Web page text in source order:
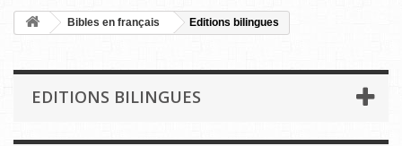
Bibles en français Editions bilingues
EDITIONS BILINGUES